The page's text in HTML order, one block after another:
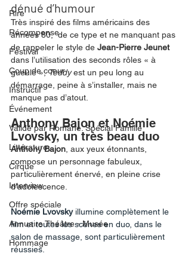
Rire
Récompense
Festival
Coup de coeur
Instructif
Événement
Validé par Romane. Spécial Famille
Littérature
Cirque
Interview
Offre spéciale
Annuaire Théâtre - Musée
Hommage
dénué d’humour
Très inspiré des films américains des
années 80,  de ce type et ne manquant pas
de rappeler le style de Jean-Pierre Jeunet
dans l’utilisation des seconds rôles « à
gueule », Teddy est un peu long au
démarrage, peine à s’installer, mais ne
manque pas d’atout.
Anthony Bajon et Noémie
Lvovsky, un très beau duo
Anthony Bajon , aux yeux étonnants,
compose un personnage fabuleux,
particulièrement énervé, en pleine crise
d’adolescence.
Noémie Lvovsky illumine complètement le
film et toutes les scènes en duo, dans le
salon de massage, sont particulièrement
réussies.